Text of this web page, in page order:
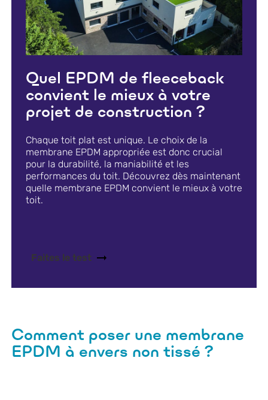
Quel EPDM de fleeceback
convient le mieux à votre
projet de construction ?
Chaque toit plat est unique. Le choix de la
membrane EPDM appropriée est donc crucial
pour la durabilité, la maniabilité et les
performances du toit. Découvrez dès maintenant
quelle membrane EPDM convient le mieux à votre
toit.
Faites le test
Comment poser une membrane
EPDM à envers non tissé ?